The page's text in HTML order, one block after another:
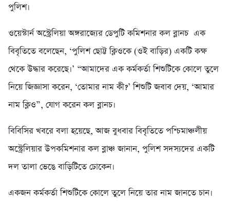
পুলিশ।
ওয়েস্টার্ন অস্ট্রেলিয়া অঙ্গরাজ্যের ডেপুটি কমিশনার কল ব্লানচ এক
বিবৃতিতে বলেছেন, ‘পুলিশ ছোট্ট ক্লিওকে (ওই বাড়ির) একটি কক্ষ
থেকে উদ্ধার করেছে।’ “আমাদের এক কর্মকর্তা শিশুটিকে কোলে তুলে
নিয়ে জিজ্ঞাসা করেন, ‘তোমার নাম কী?’ শিশুটি জবাব দেয়, ‘আমার
নাম ক্লিও”, যোগ করেন কল ব্লানচ।
বিবিসির খবরে বলা হয়েছে, আজ বুধবার বিবৃতিতে পশ্চিমাঞ্চলীয়
অস্ট্রেলিয়ার উপকমিশনার কল ব্লাঞ্চ জানান, পুলিশ সদস্যদের একটি
দল তালা ভেঙে বাড়িটিতে ঢোকেন।
একজন কর্মকর্তা শিশুটিকে কোলে তুলে নিয়ে তার নাম জানতে চান।